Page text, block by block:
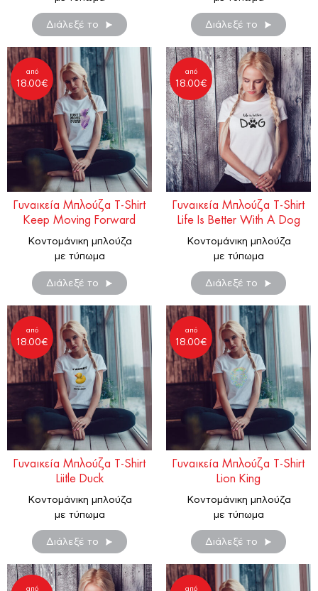
Διάλεξέ το Διάλεξέ το
από
18.00€
Γυναικεία Μπλούζα T-Shirt
Keep Moving Forward
Κοντομάνικη μπλούζα
με τύπωμα
Διάλεξέ το
από
18.00€
Γυναικεία Μπλούζα T-Shirt
Life Is Better With A Dog
Κοντομάνικη μπλούζα
με τύπωμα
Διάλεξέ το
από
18.00€
Γυναικεία Μπλούζα T-Shirt
Liitle Duck
Κοντομάνικη μπλούζα
με τύπωμα
Διάλεξέ το
από
18.00€
Γυναικεία Μπλούζα T-Shirt
Lion King
Κοντομάνικη μπλούζα
με τύπωμα
Διάλεξέ το
από από